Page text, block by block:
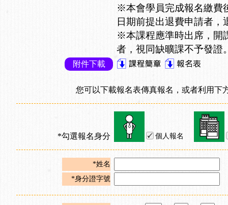
※本會學員完成報名繳費
日期前提出退費申請者，
※本課程應準時出席，開
者，視同缺曠課不予發證
附件下載
您可以下載報名表傳真報名，或者利用下
*勾選報名身分 個人報名
*姓名
*身分證字號